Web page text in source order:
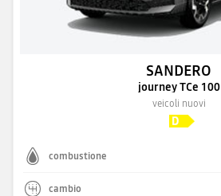
SANDERO
journey TCe 100
veicoli nuovi
combustione
cambio